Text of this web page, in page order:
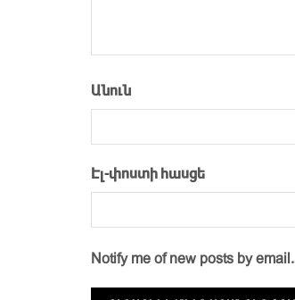
Անուն
Էլ-փոստի հասցե
Notify me of new posts by email.